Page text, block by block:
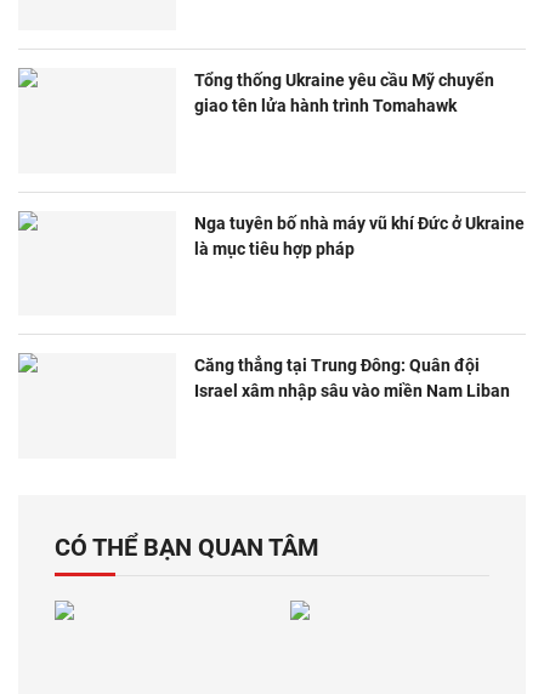
Tổng thống Ukraine yêu cầu Mỹ chuyển
giao tên lửa hành trình Tomahawk
Nga tuyên bố nhà máy vũ khí Đức ở Ukraine
là mục tiêu hợp pháp
Căng thẳng tại Trung Đông: Quân đội
Israel xâm nhập sâu vào miền Nam Liban
CÓ THỂ BẠN QUAN TÂM